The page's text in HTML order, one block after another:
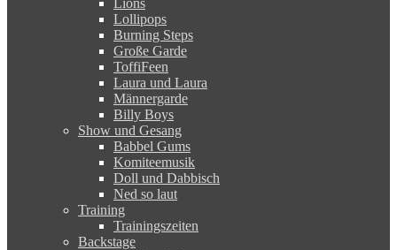
Lions
Lollipops
Burning Steps
Große Garde
ToffiFeen
Laura und Laura
Männergarde
Billy Boys
Show und Gesang
Babbel Gums
Komiteemusik
Doll und Dabbisch
Ned so laut
Training
Trainingszeiten
Backstage